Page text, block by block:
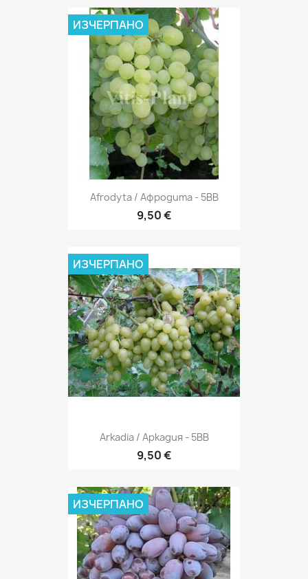
Afrodyta / Афродита - 5BB
9,50 €
ИЗЧЕРПАНО
Arkadia / Аркадия - 5BB
9,50 €
ИЗЧЕРПАНО
ИЗЧЕРПАНО